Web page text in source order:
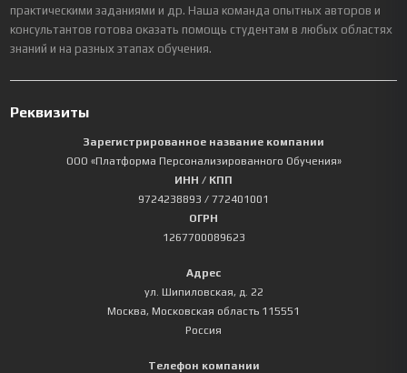
практическими заданиями и др. Наша команда опытных авторов и
консультантов готова оказать помощь студентам в любых областях
знаний и на разных этапах обучения.
Реквизиты
Зарегистрированное название компании
ООО «Платформа Персонализированного Обучения»
ИНН / КПП
9724238893 / 772401001
ОГРН
1267700089623
Адрес
ул. Шипиловская, д. 22
Москва, Московская область 115551
Россия
Телефон компании